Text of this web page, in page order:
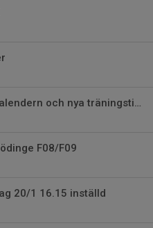
Årets seriematcher i kalendern och nya träningstider
F08/F09
20/1 16.15 inställd